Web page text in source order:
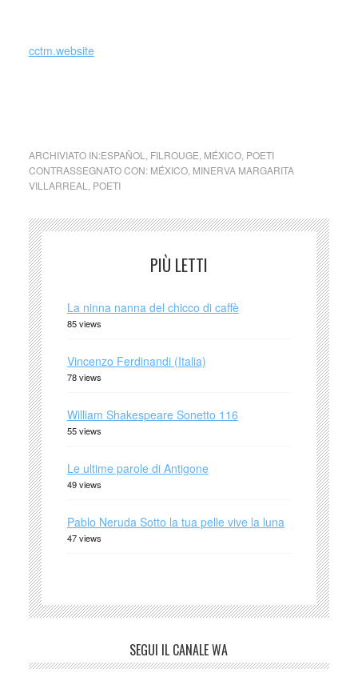
cctm.website
ARCHIVIATO IN:ESPAÑOL, FILROUGE, MÉXICO, POETI
CONTRASSEGNATO CON: MÉXICO, MINERVA MARGARITA
VILLARREAL, POETI
PIÙ LETTI
La ninna nanna del chicco di caffè
85 views
Vincenzo Ferdinandi (Italia)
78 views
William Shakespeare Sonetto 116
55 views
Le ultime parole di Antigone
49 views
Pablo Neruda Sotto la tua pelle vive la luna
47 views
SEGUI IL CANALE WA